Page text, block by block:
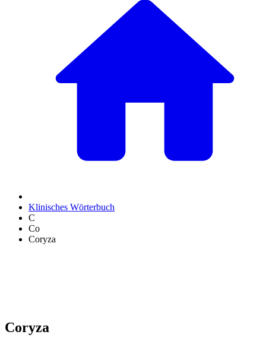
Klinisches Wörterbuch
C
Co
Coryza
Coryza